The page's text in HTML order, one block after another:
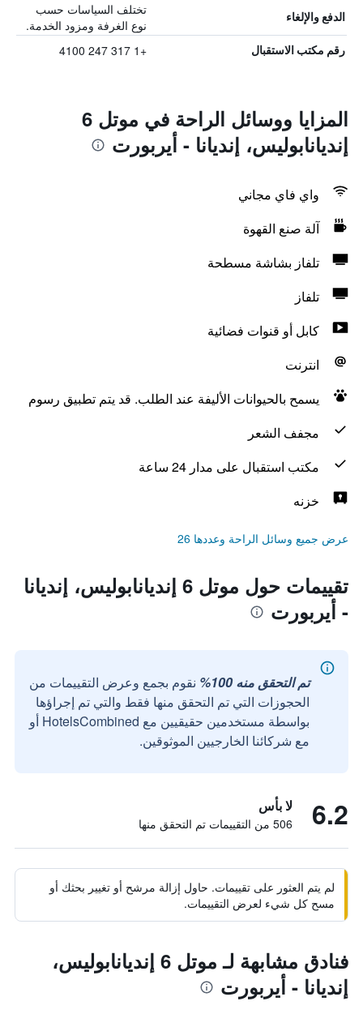
الدفع والإلغاء
تختلف السياسات حسب
نوع الغرفة ومزود الخدمة.
رقم مكتب الاستقبال +1 317 247 4100
المزايا ووسائل الراحة في موتل 6
إنديانابوليس، إنديانا - أيربورت
واي فاي مجاني
آلة صنع القهوة
تلفاز بشاشة مسطحة
تلفاز
كابل أو قنوات فضائية
انترنت
يسمح بالحيوانات الأليفة عند الطلب. قد يتم تطبيق رسوم
مجفف الشعر
مكتب استقبال على مدار 24 ساعة
خزنه
عرض جميع وسائل الراحة وعددها 26
تقييمات حول موتل 6 إنديانابوليس، إنديانا
- أيربورت
تم التحقق منه 100%
نقوم بجمع وعرض التقييمات من
الحجوزات التي تم التحقق منها فقط والتي تم إجراؤها
بواسطة مستخدمين حقيقيين مع HotelsCombined أو
مع شركائنا الخارجيين الموثوقين.
6.2 لا بأس
506 من التقييمات تم التحقق منها
لم يتم العثور على تقييمات. حاول إزالة مرشح أو تغيير بحثك أو
مسح كل شيء لعرض التقييمات.
فنادق مشابهة لـ موتل 6 إنديانابوليس،
إنديانا - أيربورت